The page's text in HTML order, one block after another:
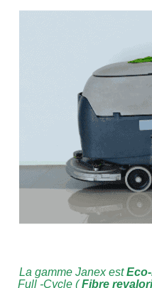
La gamme Janex est
Full -Cycle (Fibre